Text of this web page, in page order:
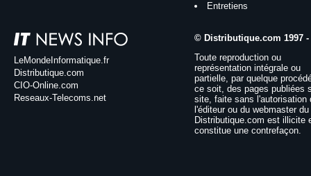
Entretiens
LeMondeInformatique.fr
Distributique.com
CIO-Online.com
Reseaux-Telecoms.net
© Distributique.com 1997 -
Toute reproduction ou
représentation intégrale ou
partielle, par quelque
ce soit, des pages publiées
site, faite sans l'autorisation
l'éditeur ou du webmaster
Distributique.com est illicite
constitue une contrefaçon.